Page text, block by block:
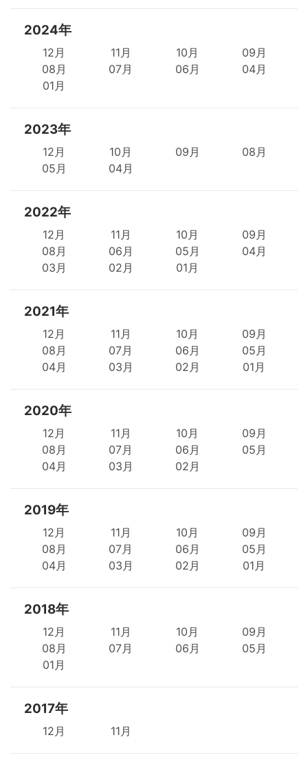
2024年
12月 11月 10月
09月
08月
07月 06月
04月
01月
2023年
12月 10月 09月
08月
05月
04月
2022年
12月 11月 10月
09月
08月
06月 05月
04月
03月
02月 01月
2021年
12月 11月 10月
09月
08月
07月 06月
05月
04月
03月 02月 01月
2020年
12月 11月 10月
09月
08月
07月 06月
05月
04月
03月 02月
2019年
12月 11月 10月
09月
08月
07月 06月
05月
04月
03月 02月 01月
2018年
12月 11月 10月
09月
08月
07月 06月
05月
01月
2017年
12月 11月